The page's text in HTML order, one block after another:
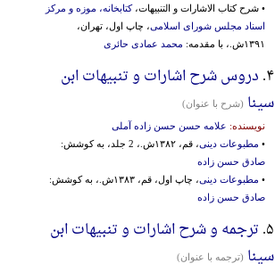
• شرح کتاب الاشارات و التنبیهات،کتابخانه، موزه و مرکز
اسناد مجلس شورای اسلامی، چاپ اول، تهران،
۱۳۹۱ش.، با مقدمه:
محمد عمادی حائری
۴. دروس شرح اشارات و تنبیهات ابن
سینا (شرح با عنوان)
نویسنده: علامه حسن حسن زاده آملی
• مطبوعات دینی، قم، ۱۳۸۲ش.، 2 جلد، به کوشش:
صادق حسن زاده
• مطبوعات دینی، چاپ اول، قم، ۱۳۸۳ش.، به کوشش:
صادق حسن زاده
۵. ترجمه و شرح اشارات و تنبیهات ابن
سینا (ترجمه با عنوان)